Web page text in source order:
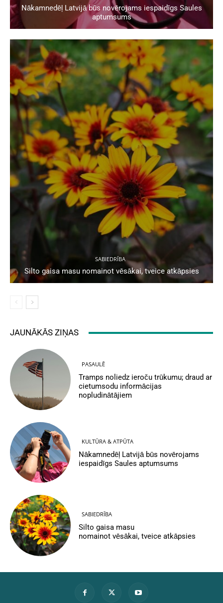
Nākamnedēļ Latvijā būs novērojams iespaidīgs Saules
aptumsums
SABIEDRĪBA
Silto gaisa masu nomainot vēsākai, tveice atkāpsies
JAUNĀKĀS ZIŅAS
PASAULĒ
Tramps noliedz ieroču trūkumu; draud ar
cietumsodu informācijas
nopludinātājiem
KULTŪRA & ATPŪTA
Nākamnedēļ Latvijā būs novērojams
iespaidīgs Saules aptumsums
SABIEDRĪBA
Silto gaisa masu
nomainot vēsākai, tveice atkāpsies